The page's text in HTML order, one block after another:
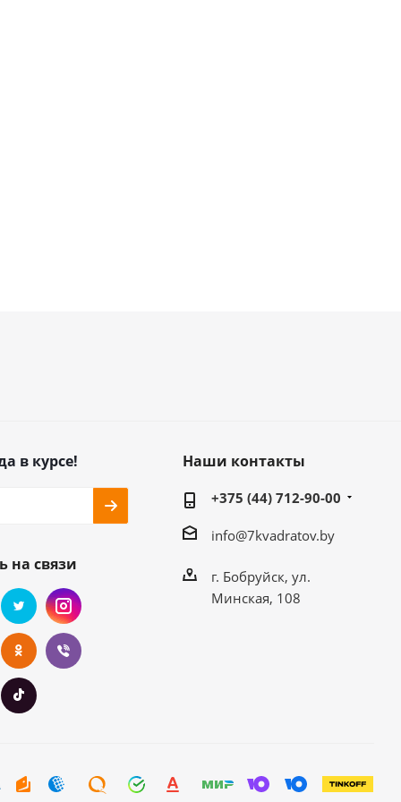
в курсе!
на связи
Наши контакты
+375 (44) 712-90-00
info@7kvadratov.by
г. Бобруйск, ул.
Минская, 108